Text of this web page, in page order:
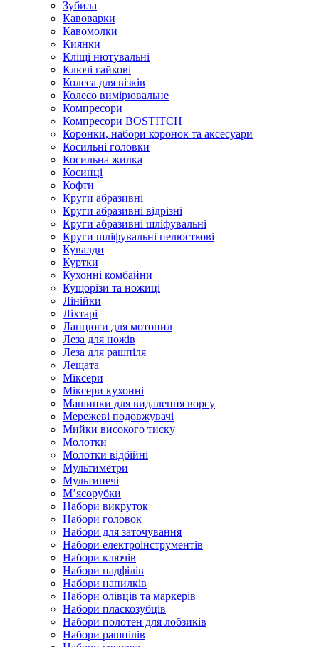
Зубила
Кавоварки
Кавомолки
Киянки
Кліщі нютувальні
Ключі гайкові
Колеса для візків
Колесо вимірювальне
Компресори
Компресори BOSTITCH
Коронки, набори коронок та аксесуари
Косильні головки
Косильна жилка
Косинці
Кофти
Круги абразивні
Круги абразивні відрізні
Круги абразивні шліфувальні
Круги шліфувальні пелюсткові
Кувалди
Куртки
Кухонні комбайни
Кущорізи та ножиці
Лінійки
Ліхтарі
Ланцюги для мотопил
Леза для ножів
Леза для рашпіля
Лещата
Міксери
Міксери кухонні
Машинки для видалення ворсу
Мережеві подовжувачі
Мийки високого тиску
Молотки
Молотки відбійні
Мультиметри
Мультипечі
М’ясорубки
Набори викруток
Набори головок
Набори для заточування
Набори електроінструментів
Набори ключів
Набори надфілів
Набори напилків
Набори олівців та маркерів
Набори пласкозубців
Набори полотен для лобзиків
Набори рашпілів